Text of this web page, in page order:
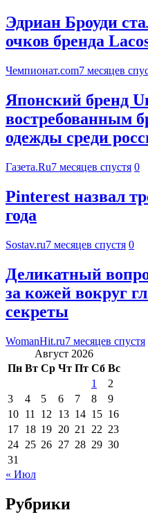
Эдриан Броуди
очков бренда
Чемпионат.com7 месяцев
Японский бренд
востребованным
одежды среди
Газета.Ru7 месяцев спустя 0
Pinterest назвал
года
Sostav.ru7 месяцев спустя 0
Деликатный
за кожей вокруг
секреты
WomanHit.ru7 месяцев спустя
Август 2026
Пн Вт Ср Чт Пт Сб Вс
1
2
3
4 5 6 7 8
9
10 11 12 13 14 15 16
17 18 19 20 21 22 23
24 25 26 27 28 29 30
31
« Июл
Рубрики